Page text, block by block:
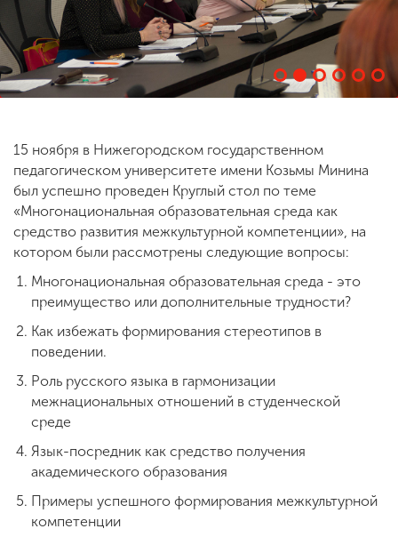
Приемная
комиссия
+7 (831) 262-26-20
15 ноября в Нижегородском государственном
педагогическом университете имени Козьмы Минина
был успешно проведен Круглый стол по теме
«Многонациональная образовательная среда как
средство развития межкультурной компетенции», на
котором были рассмотрены следующие вопросы:
Многонациональная образовательная среда - это
преимущество или дополнительные трудности?
Как избежать формирования стереотипов в
поведении.
Роль русского языка в гармонизации
межнациональных отношений в студенческой
среде
Язык-посредник как средство получения
академического образования
Примеры успешного формирования межкультурной
компетенции